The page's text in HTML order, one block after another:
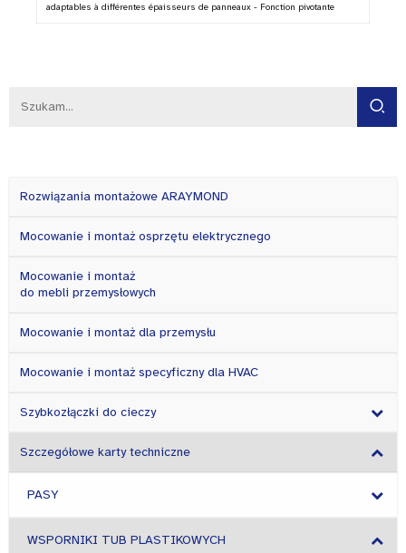
adaptables à différentes épaisseurs de panneaux - Fonction pivotante
Rozwiązania montażowe ARAYMOND
Mocowanie i montaż osprzętu elektrycznego
Mocowanie i montaż
do mebli przemysłowych
Mocowanie i montaż dla przemysłu
Mocowanie i montaż specyficzny dla HVAC
Szybkozłączki do cieczy
Szczegółowe karty techniczne
PASY
WSPORNIKI TUB PLASTIKOWYCH